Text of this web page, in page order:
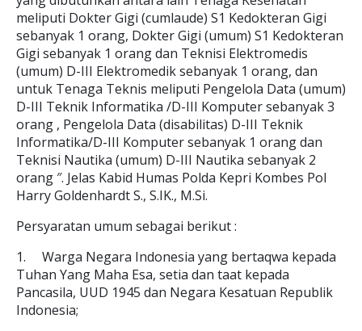
meliputi Dokter Gigi (cumlaude) S1 Kedokteran Gigi
sebanyak 1 orang, Dokter Gigi (umum) S1 Kedokteran
Gigi sebanyak 1 orang dan Teknisi Elektromedis
(umum) D-III Elektromedik sebanyak 1 orang, dan
untuk Tenaga Teknis meliputi Pengelola Data (umum)
D-III Teknik Informatika /D-III Komputer sebanyak 3
orang , Pengelola Data (disabilitas) D-III Teknik
Informatika/D-III Komputer sebanyak 1 orang dan
Teknisi Nautika (umum) D-III Nautika sebanyak 2
orang ″. Jelas Kabid Humas Polda Kepri Kombes Pol
Harry Goldenhardt S., S.IK., M.Si.
Persyaratan umum sebagai berikut :
1.
Warga Negara Indonesia yang bertaqwa kepada
Tuhan Yang Maha Esa, setia dan taat kepada
Pancasila, UUD 1945 dan Negara Kesatuan Republik
Indonesia;